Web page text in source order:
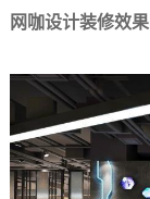
网咖设计装修效